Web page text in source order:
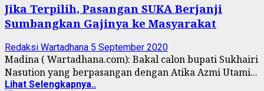
Jika Terpilih, Pasangan SUKA Berjanji
Sumbangkan Gajinya ke Masyarakat
Redaksi Wartadhana 5 September 2020
Madina ( Wartadhana.com): Bakal calon bupati Sukhairi
Nasution yang berpasangan dengan Atika Azmi Utami...
Lihat Selengkapnya..